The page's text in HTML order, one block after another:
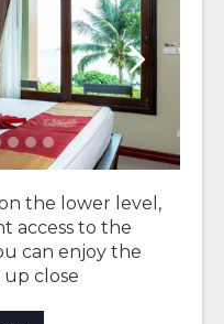
the lower level,
access to the
can enjoy the
up close